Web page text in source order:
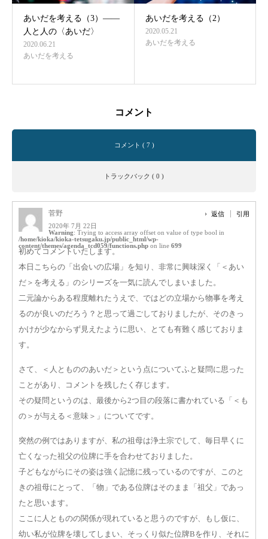
あいだを考える（3）――
人と人の〈あいだ〉
2020.06.21
あいだを考える
あいだを考える（2）
2020.05.21
あいだを考える
コメント
コメント ( 7 )
トラックバック ( 0 )
菅野
2020年 7月 22日
Warning: Trying to access array offset on value of type bool in
/home/kioka/kioka-tetsugaku.jp/public_html/wp-
content/themes/agenda_tcd059/functions.php on line 699
返信 引用
初めてコメントいたします。
本日こちらの「出会いの広場」を知り、非常に興味深く「＜あい
だ＞を考える」のシリーズを一気に読んでしまいました。
二元論からある程度離れたうえで、ではどの立場から物事を考え
るのが良いのだろう？と思って過ごしておりましたが、そのきっ
かけが少なからず見えたように思い、とても有難く感じておりま
す。
さて、＜人ともののあいだ＞という点についてふと疑問に思った
ことがあり、コメントを残したく存じます。
その疑問というのは、最後から2つ目の段落に書かれている「＜も
の＞が与える＜意味＞」についてです。
突然の例ではありますが、私の祖母は浄土宗でして、毎日早くに
亡くなった祖父の位牌に手を合わせておりました。
子どもながらにその姿は強く記憶に残っているのですが、このと
きの祖母にとって、「物」である位牌はそのまま「祖父」であっ
たと思います。
ここに人とものの関係が現れていると思うのですが、もし仮に、
幼い私が位牌を壊してしまい、そっくり似た位牌Bを作り、それに